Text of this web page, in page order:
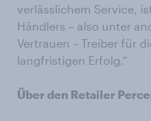
verlässlichem Service,
Händlers – also unter
Vertrauen – Treiber für
langfristigen Erfolg.“
Über den Retailer